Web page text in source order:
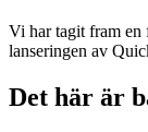
Vi har tagit fram en
lanseringen av
Det här är